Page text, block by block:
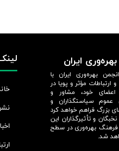
ایران
بهره‌وری ایران با
ارتباطات مؤثر و پویا در
اعضای خود، مشاور و
عموم سیاستگذاران و
بزرگ فراهم خواهد کرد
و تأثیرگذاران این
فرهنگ بهره‌وری در سطح
شد.​​​​​​​